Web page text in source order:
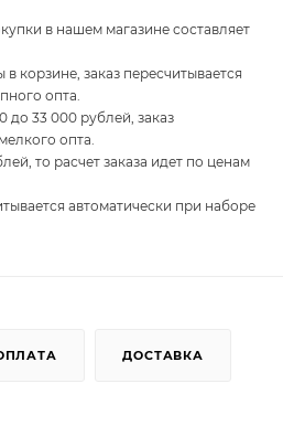
в нашем магазине составляет
корзине, заказ пересчитывается
опта.
до 33 000 рублей, заказ
опта.
то расчет заказа идет по ценам
автоматически при наборе
ДОСТАВКА